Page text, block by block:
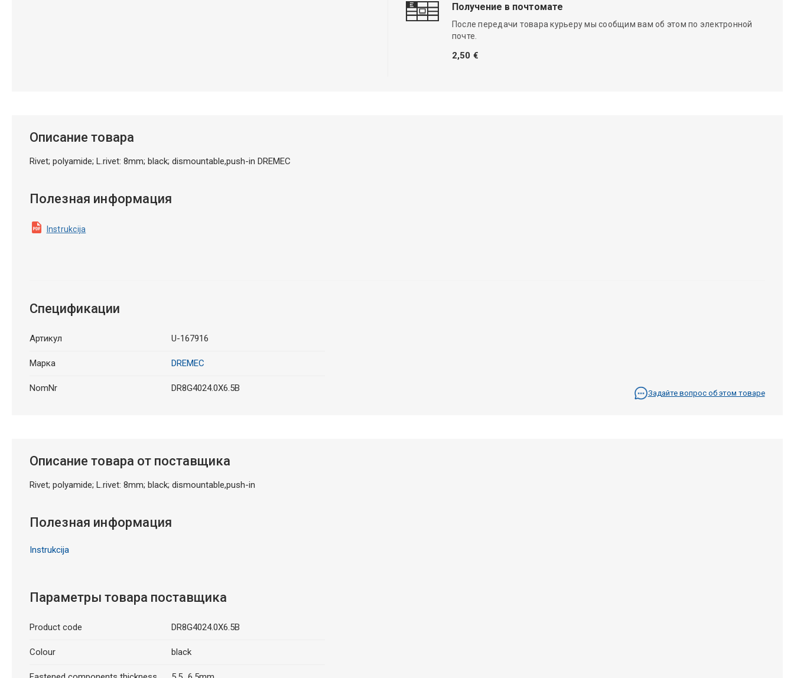
Получение в почтомате
После передачи товара курьеру мы сообщим вам об этом по электронной
почте.
2,50 €
Описание товара
Rivet; polyamide; L.rivet: 8mm; black; dismountable,push-in DREMEC
Полезная информация
Instrukcija
Спецификации
Артикул U-167916
Марка DREMEC
NomNr DR8G4024.0X6.5B Задайте вопрос об этом товаре
Описание товара от поставщика
Rivet; polyamide; L.rivet: 8mm; black; dismountable,push-in
Полезная информация
Instrukcija
Параметры товара поставщика
Product code DR8G4024.0X6.5B
Colour black